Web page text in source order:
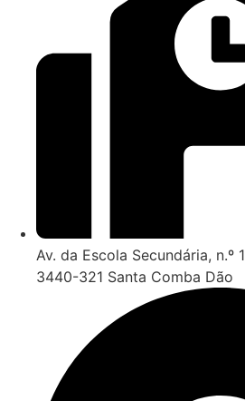
Av. da Escola Secundária, n.º 1
3440-321 Santa Comba Dão